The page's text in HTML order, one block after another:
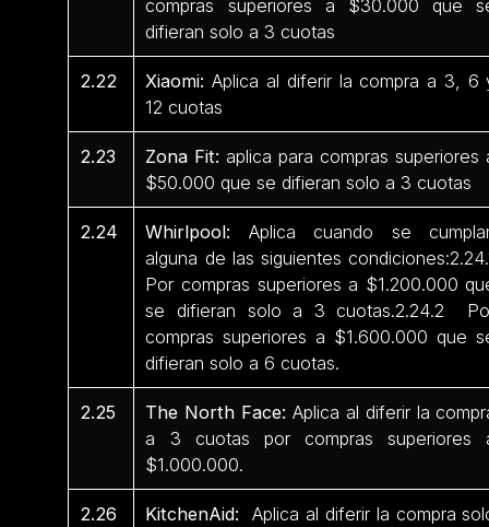
compras superiores a $30.000 que
difieran solo a 3 cuotas
2.22 Xiaomi: Aplica al diferir la compra a 3, 6
12 cuotas
2.23 Zona Fit: aplica para compras superiores
$50.000 que se difieran solo a 3 cuotas
2.24 Whirlpool: Aplica cuando se
alguna de las siguientes
Por compras superiores a $1.200.000
se difieran solo a 3 cuotas.2.24.2
compras superiores a $1.600.000 que
difieran solo a 6 cuotas.
2.25 The North Face: Aplica al diferir la
a 3 cuotas por compras superiores
$1.000.000.
2.26 KitchenAid:Aplica al diferir la compra